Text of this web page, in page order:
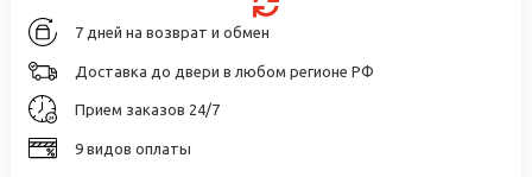
7 дней на возврат и обмен
Доставка до двери в любом регионе РФ
Прием заказов 24/7
9 видов оплаты